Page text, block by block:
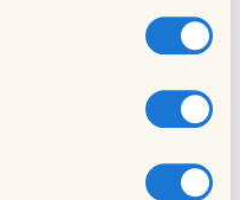
ett urval.
kan försämras med en
Tänk också på att